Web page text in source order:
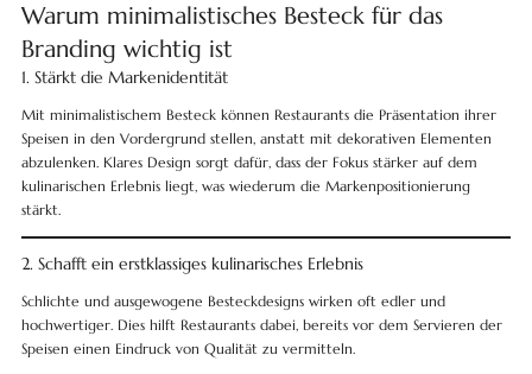
Warum minimalistisches Besteck für das
Branding wichtig ist
1. Stärkt die Markenidentität
Mit minimalistischem Besteck können Restaurants die Präsentation ihrer
Speisen in den Vordergrund stellen, anstatt mit dekorativen Elementen
abzulenken. Klares Design sorgt dafür, dass der Fokus stärker auf dem
kulinarischen Erlebnis liegt, was wiederum die Markenpositionierung
stärkt.
2. Schafft ein erstklassiges kulinarisches Erlebnis
Schlichte und ausgewogene Besteckdesigns wirken oft edler und
hochwertiger. Dies hilft Restaurants dabei, bereits vor dem Servieren der
Speisen einen Eindruck von Qualität zu vermitteln.